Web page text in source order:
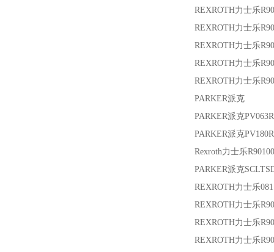
REXROTH力士乐
REXROTH力士乐
REXROTH力士乐
REXROTH力士乐
REXROTH力士乐
PARKER派克
PARKER派克
PARKER派克
Rexroth力士乐
PARKER派克
REXROTH力士乐
REXROTH力士乐
REXROTH力士乐
REXROTH力士乐